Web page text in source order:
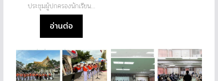
ประชุมผู้ปกครองนักเรียน...
อ่านต่อ